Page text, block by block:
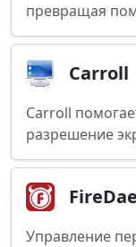
превращая
Carroll
Carroll
разрешение
Управление